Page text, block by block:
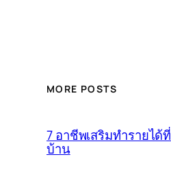
MORE POSTS
7 อาชีพเสริมทำรายได้ที่
บ้าน